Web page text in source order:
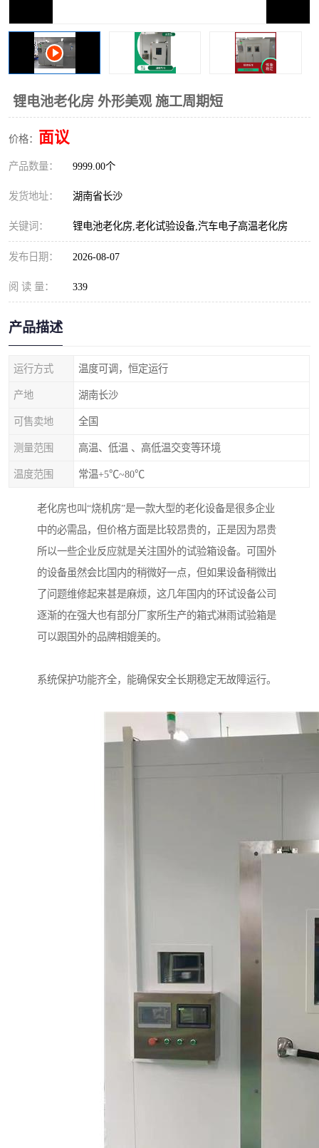
锂电池老化房 外形美观 施工周期短
价格： 面议
产品数量： 9999.00个
发货地址： 湖南省长沙
关键词： 锂电池老化房,老化试验设备,汽车电子高温老化房
发布日期： 2026-08-07
阅 读 量： 339
产品描述
运行方式 温度可调，恒定运行
产地 湖南长沙
可售卖地 全国
测量范围 高温、低温 、高低温交变等环境
温度范围 常温+5℃~80℃
老化房也叫“烧机房”是一款大型的老化设备是很多企业
中的必需品，但价格方面是比较昂贵的，正是因为昂贵
所以一些企业反应就是关注国外的试验箱设备。可国外
的设备虽然会比国内的稍微好一点，但如果设备稍微出
了问题维修起来甚是麻烦，这几年国内的环试设备公司
逐渐的在强大也有部分厂家所生产的箱式淋雨试验箱是
可以跟国外的品牌相媲美的。
系统保护功能齐全，能确保安全长期稳定无故障运行。